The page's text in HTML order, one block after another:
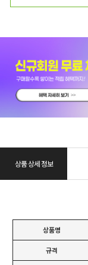
상품 상세 정보
상품명
규격